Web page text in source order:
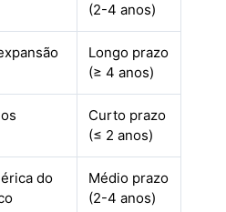
(2-4 anos)
Longo prazo
(≥ 4 anos)
Curto prazo
(≤ 2 anos)
do
Médio prazo
(2-4 anos)